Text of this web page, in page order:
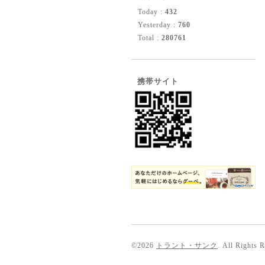
Today : 432
Yesterday : 760
Total : 280761
携帯サイト
©2026 トラント・サンク . All Rights